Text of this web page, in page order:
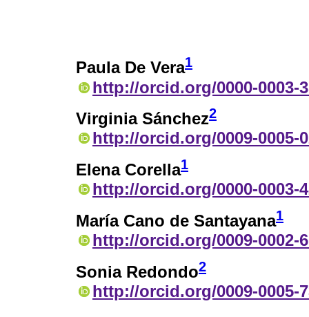
Paula De Vera1
http://orcid.org/0000-0003-
Virginia Sánchez2
http://orcid.org/0009-0005-
Elena Corella1
http://orcid.org/0000-0003-
María Cano de Santayana1
http://orcid.org/0009-0002-
Sonia Redondo2
http://orcid.org/0009-0005-